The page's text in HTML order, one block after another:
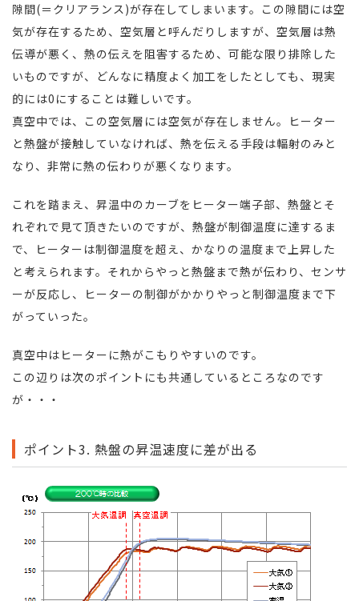
隙間(＝クリアランス)が存在してしまいます。この隙間には空
気が存在するため、空気層と呼んだりしますが、空気層は熱
伝導が悪く、熱の伝えを阻害するため、可能な限り排除した
いものですが、どんなに精度よく加工をしたとしても、現実
的には0にすることは難しいです。
真空中では、この空気層には空気が存在しません。ヒーター
と熱盤が接触していなければ、熱を伝える手段は輻射のみと
なり、非常に熱の伝わりが悪くなります。
これを踏まえ、昇温中のカーブをヒーター端子部、熱盤とそ
れぞれで見て頂きたいのですが、熱盤が制御温度に達するま
で、ヒーターは制御温度を超え、かなりの温度まで上昇した
と考えられます。それからやっと熱盤まで熱が伝わり、センサ
ーが反応し、ヒーターの制御がかかりやっと制御温度まで下
がっていった。
真空中はヒーターに熱がこもりやすいのです。
この辺りは次のポイントにも共通しているところなのです
が・・・
ポイント3. 熱盤の昇温速度に差が出る